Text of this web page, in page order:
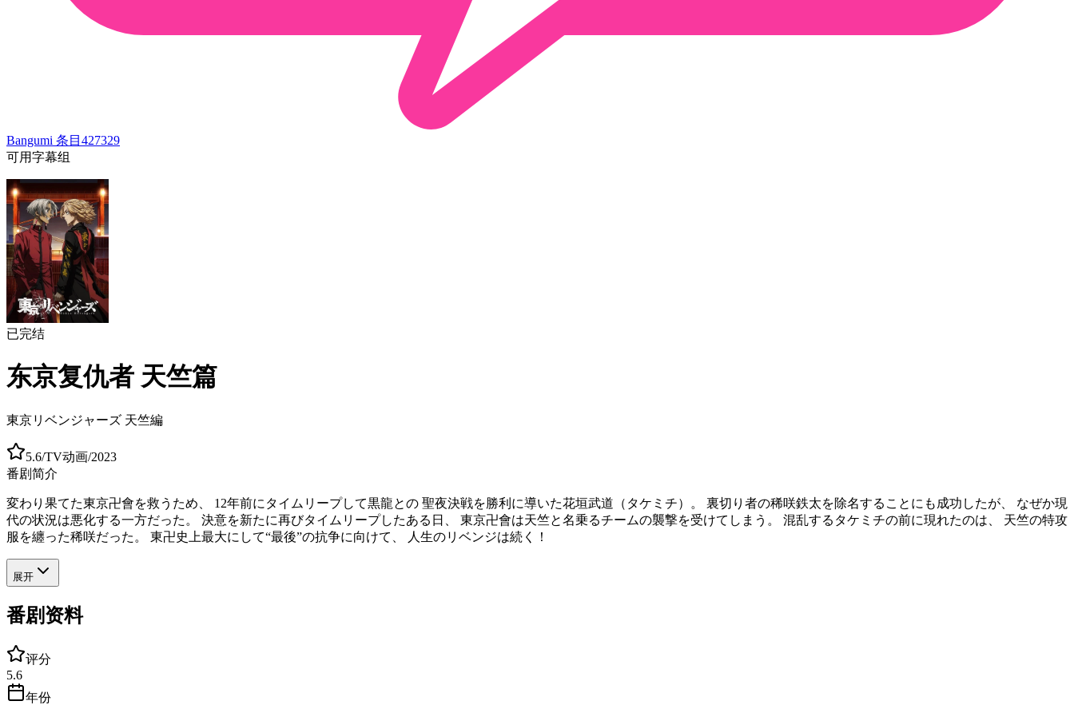
Bangumi 条目 427329
可用字幕组
已完结
东京复仇者 天竺篇
東京リベンジャーズ 天竺編
5.6/TV动画/2023
番剧简介
変わり果てた東京卍會を救うため、 12年前にタイムリープして黒龍との 聖夜決戦を勝利に導いた花垣武道（タケミチ）。 裏切り者の稀咲鉄太を除名することにも成功したが、 なぜか現
代の状況は悪化する一方だった。 決意を新たに再びタイムリープしたある日、 東京卍會は天竺と名乗るチームの襲撃を受けてしまう。 混乱するタケミチの前に現れたのは、 天竺の特攻
服を纏った稀咲だった。 東卍史上最大にして“最後”の抗争に向けて、 人生のリベンジは続く！
展开
番剧资料
评分
5.6
年份